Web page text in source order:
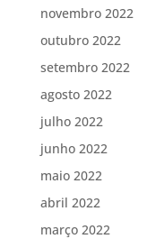
novembro 2022
outubro 2022
setembro 2022
agosto 2022
julho 2022
junho 2022
maio 2022
abril 2022
março 2022